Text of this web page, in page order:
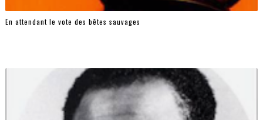
En attendant le vote des bêtes sauvages